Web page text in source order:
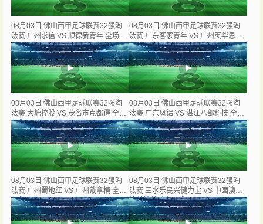
08月03日 佛山西甲足球联赛32强淘
汰赛 广州求信 VS 顺德新青年 全场录
像
08月03日 佛山西甲足球联赛32强淘
汰赛 广东客家青年 VS 广州英华思力
U17 全场录像
08月03日 佛山西甲足球联赛32强淘
汰赛 大塘控股 VS 茂名市点都得 全场
录像
08月03日 佛山西甲足球联赛32强淘
汰赛 广东凤铝 VS 湛江八部科技 全场
录像
08月03日 佛山西甲足球联赛32强淘
汰赛 广州蜀地红 VS 广州戴拿模 全场
录像
08月03日 佛山西甲足球联赛32强淘
汰赛 三水乐民兴健力宝 VS 中国澳门
澳科精英 全场录像